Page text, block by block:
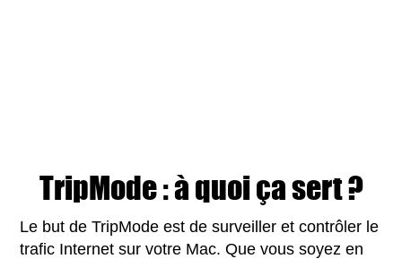
TripMode : à quoi ça sert ?
Le but de TripMode est de surveiller et contrôler le
trafic Internet sur votre Mac. Que vous soyez en